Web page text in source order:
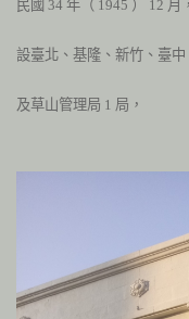
民國 34 年（ 1945 ） 12 月
設臺北、基隆、新竹、臺
及草山管理局 1 局，